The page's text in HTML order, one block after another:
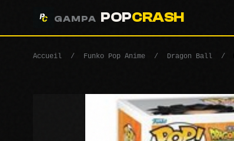
GAMPA POPCRASH
Accueil / Funko Pop Anime / Dragon Ball /